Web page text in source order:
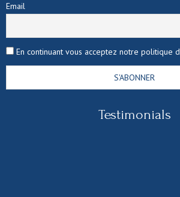
Email
En continuant vous acceptez notre politique
Testimonials